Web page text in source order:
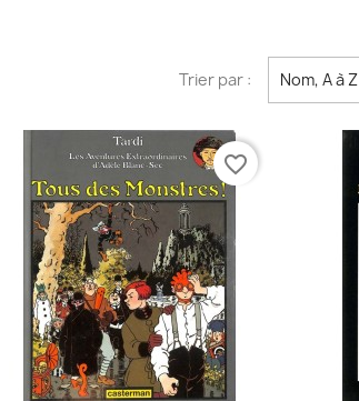
Trier par : Nom, A à Z
favorite_border